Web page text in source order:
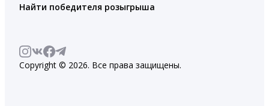
Найти победителя розыгрыша
Copyright © 2026. Все права защищены.